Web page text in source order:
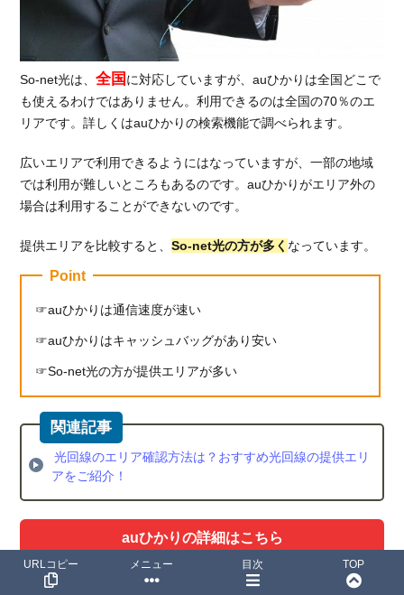
So-net光は、全国 に対応していますが、auひかりは全国どこで
も使えるわけではありません。利用できるのは全国の70％のエ
リアです。詳しくはauひかりの検索機能で調べられます。
広いエリアで利用できるようにはなっていますが、一部の地域
では利用が難しいところもあるのです。auひかりがエリア外の
場合は利用することができないのです。
提供エリアを比較すると、So-net光の方が多く なっています。
Point
auひかりは通信速度が速い
auひかりはキャッシュバッグがあり安い
So-net光の方が提供エリアが多い
光回線のエリア確認方法は？おすすめ光回線の提供エリ
アをご紹介！
auひかりの詳細はこちら
URLコピー メニュー 目次 TOP